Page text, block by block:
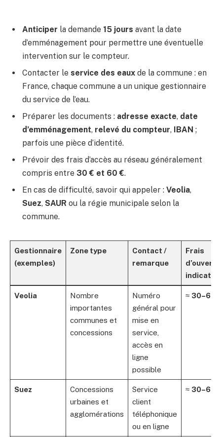
Anticiper la demande 15 jours avant la date
d’emménagement pour permettre une éventuelle
intervention sur le compteur.
Contacter le service des eaux de la commune : en
France, chaque commune a un unique gestionnaire
du service de l’eau.
Préparer les documents : adresse exacte, date
d’emménagement, relevé du compteur, IBAN ;
parfois une pièce d’identité.
Prévoir des frais d’accès au réseau généralement
compris entre 30 € et 60 €.
En cas de difficulté, savoir qui appeler : Veolia,
Suez, SAUR ou la régie municipale selon la
commune.
Gestionnaire
(exemples)
Zone type
Contact /
remarque
Frais
indicatifs
Veolia
Nombre
importantes
communes et
concessions
Numéro
général pour
mise en
service,
accès en
ligne
possible
≈ 30–60 €
Suez
Concessions
urbaines et
agglomérations
Service
client
téléphonique
ou en ligne
≈ 30–60 €